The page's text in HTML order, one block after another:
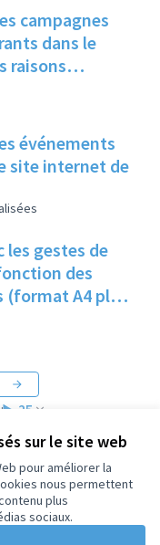
sur le site web
pour améliorer la
nous permettent
plus
sociaux.
campagnes
dans le
raisons
événements
site internet de
les gestes de
des
(format A4 plié
25